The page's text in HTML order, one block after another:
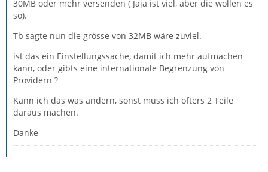
30MB oder mehr versenden ( Jaja ist viel, aber die wollen es
so).
Tb sagte nun die grösse von 32MB wäre zuviel.
ist das ein Einstellungssache, damit ich mehr aufmachen
kann, oder gibts eine internationale Begrenzung von
Providern ?
Kann ich das was ändern, sonst muss ich öfters 2 Teile
daraus machen.
Danke